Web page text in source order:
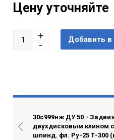
Цену уточняйте
30с999нж ДУ 50 -
двухдисковым клином
шпинд. фл. Ру-25 Т-300